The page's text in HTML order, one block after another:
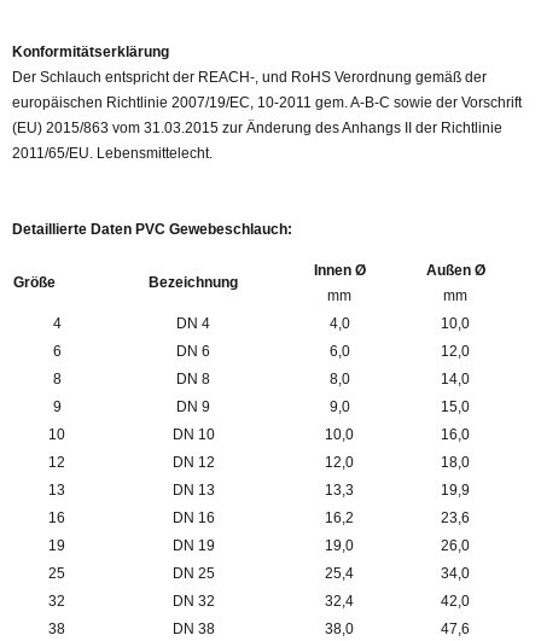
Konformitätserklärung
Der Schlauch entspricht der REACH-, und RoHS Verordnung gemäß der
europäischen Richtlinie 2007/19/EC, 10-2011 gem. A-B-C sowie der Vorschrift
(EU) 2015/863 vom 31.03.2015 zur Änderung des Anhangs II der Richtlinie
2011/65/EU. Lebensmittelecht.
Detaillierte Daten PVC Gewebeschlauch:
Größe Bezeichnung
Innen Ø
mm
Außen Ø
mm
4
DN 4 4,0
10,0
6
DN 6 6,0
12,0
8
DN 8 8,0
14,0
9
DN 9 9,0
15,0
10
DN 10 10,0
16,0
12
DN 12 12,0
18,0
13
DN 13 13,3
19,9
16
DN 16 16,2
23,6
19
DN 19 19,0
26,0
25
DN 25 25,4
34,0
32
DN 32 32,4
42,0
38
DN 38 38,0
47,6